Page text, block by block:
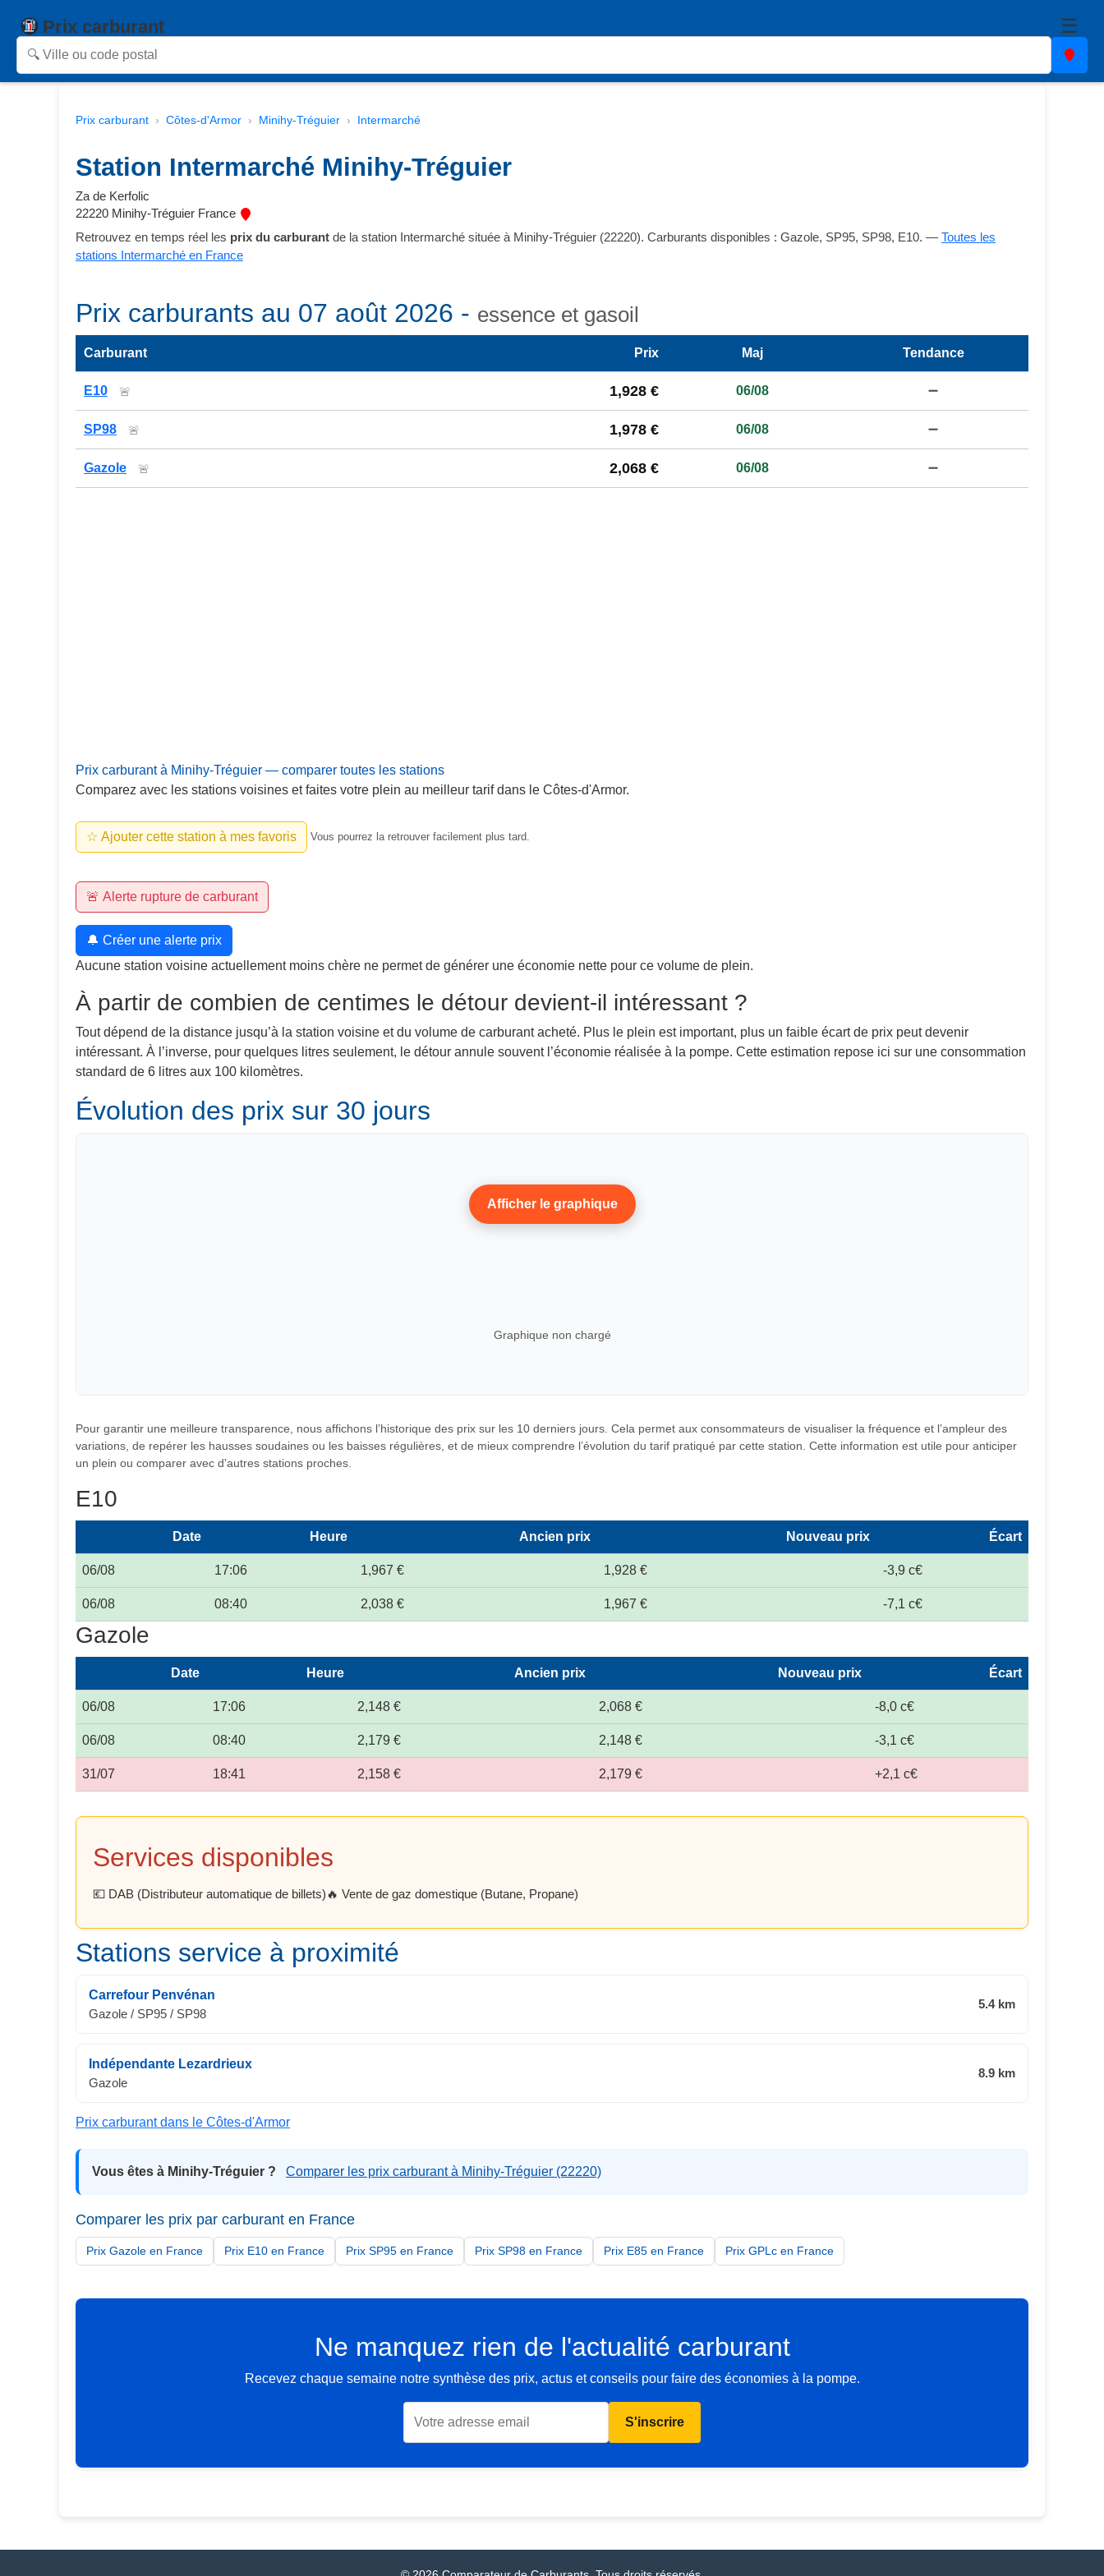
Prix carburant ☰
Prix carburant Côtes-d'Armor Minihy-Tréguier Intermarché
Station Intermarché Minihy-Tréguier
Za de Kerfolic
22220 Minihy-Tréguier France
Retrouvez en temps réel les prix du carburant de la station Intermarché située à Minihy-Tréguier (22220). Carburants disponibles : Gazole, SP95, SP98, E10. — Toutes les
stations Intermarché en France
Prix carburants au 07 août 2026 - essence et gasoil
Carburant Prix Maj Tendance
E10 🚨 1,928 € 06/08 ➖
SP98 🚨 1,978 € 06/08 ➖
Gazole 🚨 2,068 € 06/08 ➖
Prix carburant à Minihy-Tréguier — comparer toutes les stations
Comparez avec les stations voisines et faites votre plein au meilleur tarif dans le Côtes-d'Armor.
☆ Ajouter cette station à mes favoris Vous pourrez la retrouver facilement plus tard.
🚨 Alerte rupture de carburant
🔔 Créer une alerte prix
Aucune station voisine actuellement moins chère ne permet de générer une économie nette pour ce volume de plein.
À partir de combien de centimes le détour devient-il intéressant ?
Tout dépend de la distance jusqu’à la station voisine et du volume de carburant acheté. Plus le plein est important, plus un faible écart de prix peut devenir
intéressant. À l’inverse, pour quelques litres seulement, le détour annule souvent l’économie réalisée à la pompe. Cette estimation repose ici sur une consommation
standard de 6 litres aux 100 kilomètres.
Évolution des prix sur 30 jours
Afficher le graphique
Graphique non chargé
Pour garantir une meilleure transparence, nous affichons l’historique des prix sur les 10 derniers jours. Cela permet aux consommateurs de visualiser la fréquence et l’ampleur des
variations, de repérer les hausses soudaines ou les baisses régulières, et de mieux comprendre l’évolution du tarif pratiqué par cette station. Cette information est utile pour anticiper
un plein ou comparer avec d'autres stations proches.
E10
Date Heure Ancien prix Nouveau prix Écart
06/08 17:06 1,967 € 1,928 € -3,9 c€
06/08 08:40 2,038 € 1,967 € -7,1 c€
Gazole
Date Heure Ancien prix Nouveau prix Écart
06/08 17:06 2,148 € 2,068 € -8,0 c€
06/08 08:40 2,179 € 2,148 € -3,1 c€
31/07 18:41 2,158 € 2,179 € +2,1 c€
Services disponibles
💶 DAB (Distributeur automatique de billets)🔥 Vente de gaz domestique (Butane, Propane)
Stations service à proximité
Carrefour Penvénan
Gazole / SP95 / SP98
5.4 km
Indépendante Lezardrieux
Gazole
8.9 km
Prix carburant dans le Côtes-d'Armor
Vous êtes à Minihy-Tréguier ? Comparer les prix carburant à Minihy-Tréguier (22220)
Comparer les prix par carburant en France
Prix Gazole en France Prix E10 en France Prix SP95 en France Prix SP98 en France Prix E85 en France Prix GPLc en France
Ne manquez rien de l'actualité carburant
Recevez chaque semaine notre synthèse des prix, actus et conseils pour faire des économies à la pompe.
S'inscrire